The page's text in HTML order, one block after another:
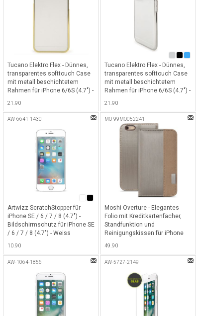
Tucano Elektro Flex - Dünnes,
transparentes softtouch Case
mit metall beschichtetem
Rahmen für iPhone 6/6S (4.7") -
21.90
Tucano Elektro Flex - Dünnes,
transparentes softtouch Case
mit metall beschichtetem
Rahmen für iPhone 6/6S (4.7") -
21.90
AW-6641-1430
Artwizz ScratchStopper für
iPhone SE / 6 / 7 / 8 (4.7") -
Bildschirmschutz für iPhone SE
/ 6 / 7 / 8 (4.7") - Weiss
10.90
MO-99MO052241
Moshi Overture - Elegantes
Folio mit Kreditkartenfächer,
Standfunktion und
Reinigungskissen für iPhone
49.90
AW-1064-1856 AW-5727-2149